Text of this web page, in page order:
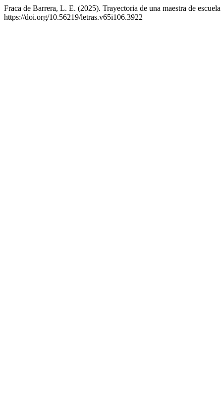
Fraca de Barrera, L. E. (2025). Trayectoria de una maestra de
https://doi.org/10.56219/letras.v65i106.3922